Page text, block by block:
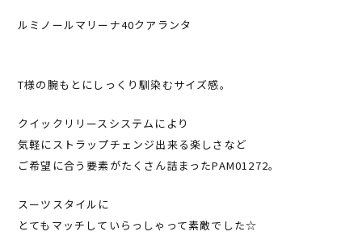
ルミノールマリーナ40クアランタ
T様の腕もとにしっくり馴染むサイズ感。
クイックリリースシステムにより
気軽にストラップチェンジ出来る楽しさなど
ご希望に合う要素がたくさん詰まったPAM01272。
スーツスタイルに
とてもマッチしていらっしゃって素敵でした☆